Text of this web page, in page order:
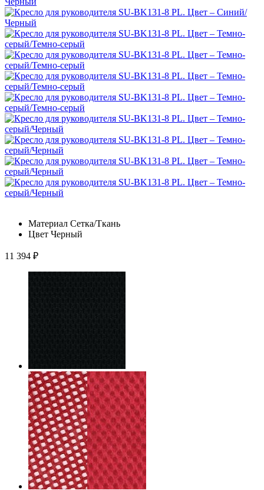
Материал Сетка/Ткань
Цвет Черный
11 394 ₽